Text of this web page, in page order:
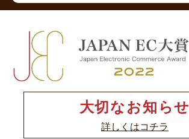
大切なお知らせ
詳しくはコチラ